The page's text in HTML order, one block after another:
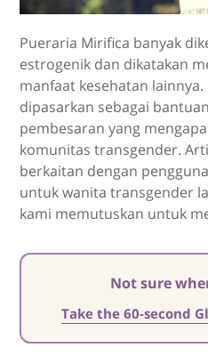
Pueraria Mirifica banyak
estrogenik dan dikatakan
manfaat kesehatan lainnya.
dipasarkan sebagai
pembesaran yang
komunitas transgender.
berkaitan dengan
untuk wanita transgender
kami memutuskan untuk
Not sure
Take the 60-second